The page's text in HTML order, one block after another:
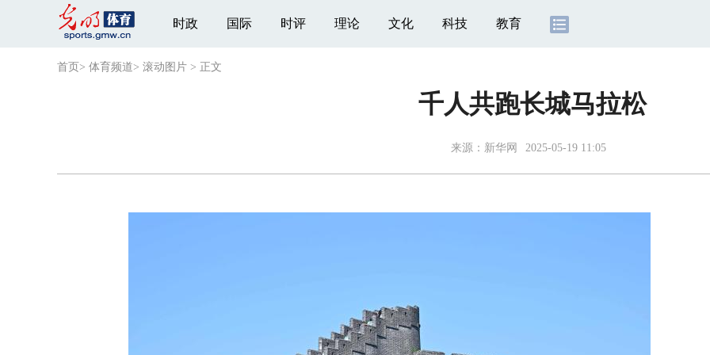
时政 国际 时评 理论 文化 科技 教育
首页 > 体育频道> 滚动图片 > 正文
千人共跑长城马拉松
来源： 新华网 2025-05-19 11:05